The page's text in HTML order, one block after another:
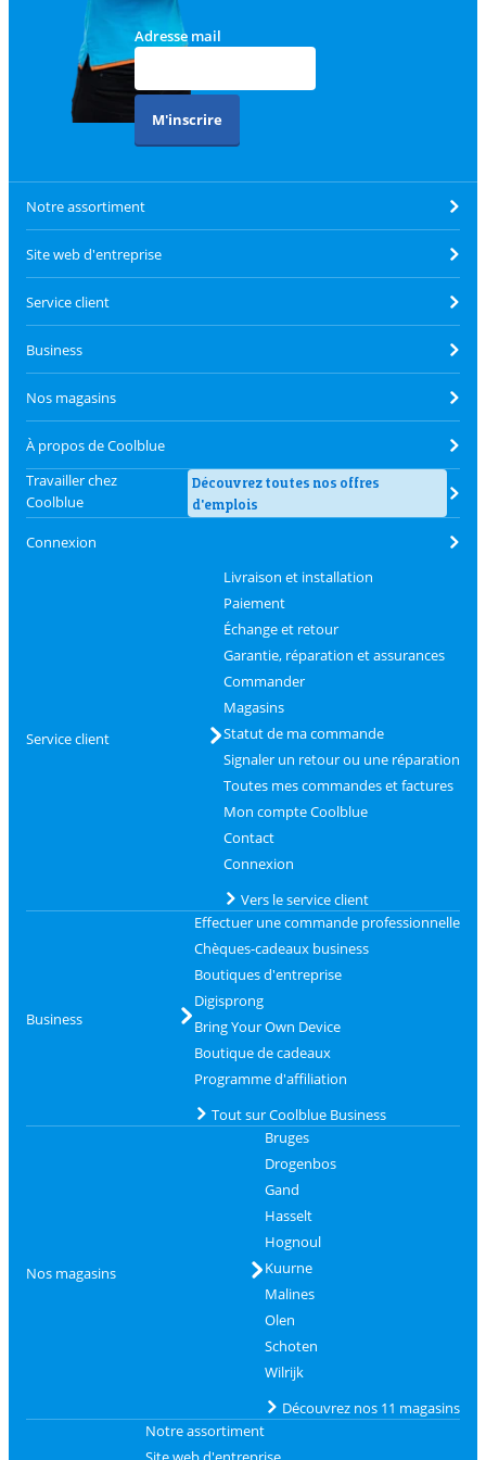
Adresse mail
M'inscrire
Notre assortiment
Site web d'entreprise
Service client
Business
Nos magasins
À propos de Coolblue
Travailler chez
Coolblue
Découvrez toutes nos offres
d'emplois
Connexion
Service client
Livraison et installation
Paiement
Échange et retour
Garantie, réparation et assurances
Commander
Magasins
Statut de ma commande
Signaler un retour ou une réparation
Toutes mes commandes et factures
Mon compte Coolblue
Contact
Connexion
Vers le service client
Business
Effectuer une commande professionnelle
Chèques-cadeaux business
Boutiques d'entreprise
Digisprong
Bring Your Own Device
Boutique de cadeaux
Programme d'affiliation
Tout sur Coolblue Business
Nos magasins
Bruges
Drogenbos
Gand
Hasselt
Hognoul
Kuurne
Malines
Olen
Schoten
Wilrijk
Découvrez nos 11 magasins
Notre assortiment